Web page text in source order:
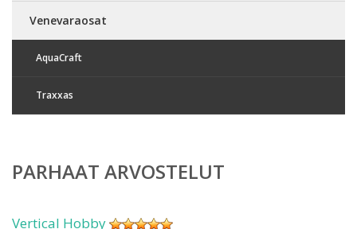
Venevaraosat
AquaCraft
Traxxas
PARHAAT ARVOSTELUT
Vertical Hobby